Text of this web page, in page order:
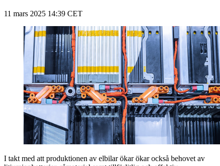
11 mars 2025 14:39 CET
I takt med att produktionen av elbilar ökar ökar också behovet av